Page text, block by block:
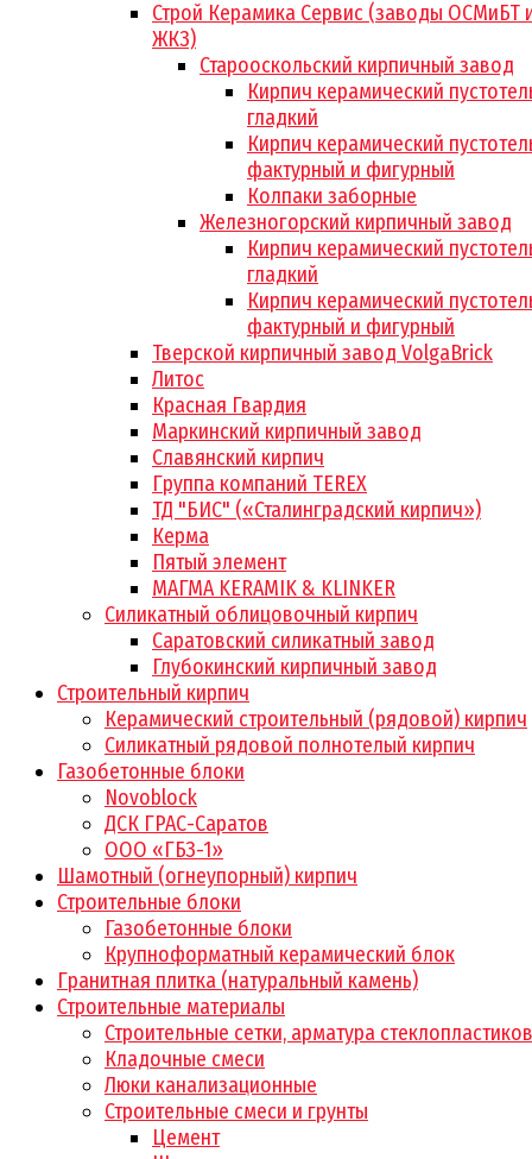
Строй Керамика Сервис (заводы ОСМиБТ
ЖКЗ)
Старооскольский кирпичный завод
Кирпич керамический
гладкий
Кирпич керамический
фактурный и фигурный
Колпаки заборные
Железногорский кирпичный завод
Кирпич керамический
гладкий
Кирпич керамический
фактурный и фигурный
Тверской кирпичный завод VolgaBrick
Литос
Красная Гвардия
Маркинский кирпичный завод
Славянский кирпич
Группа компаний TEREX
ТД "БИС" («Сталинградский кирпич»)
Керма
Пятый элемент
МАГМА KERAMIK & KLINKER
Силикатный облицовочный кирпич
Саратовский силикатный завод
Глубокинский кирпичный завод
Строительный кирпич
Керамический строительный (рядовой) кирпич
Силикатный рядовой полнотелый кирпич
Газобетонные блоки
Novoblock
ДСК ГРАС-Саратов
ООО «ГБЗ-1»
Шамотный (огнеупорный) кирпич
Строительные блоки
Газобетонные блоки
Крупноформатный керамический блок
Гранитная плитка (натуральный камень)
Строительные материалы
Строительные сетки, арматура
Кладочные смеси
Люки канализационные
Строительные смеси и грунты
Цемент